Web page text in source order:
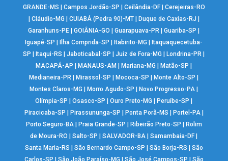
GRANDE-MS
Campos Jordão-SP Ceilândia-DF| Cerejeiras-RO
Cláudio-MG CUIABÁ (Pedra 90)-MT| Duque de Caxias-RJ
Garanhuns-PE |GOIÂNIA-GO |Guarapuava-PR |Guariba-SP
Iguapé-SP
Ilha Comprida-SP Itabirito-MG
Itaquaquecetuba-
SP
Itaqui-RS |Jaboticabal-SP |Juiz de Fora-MG Londrina-PR
MACAPÁ-AP
MANAUS-AM Mariana-MG Matão-SP
Medianeira-PR
Mirassol-SP Mococa-SP Monte Alto-SP
Montes Claros-MG
Morro Agudo-SP Novo Progresso-PA
Olímpia-SP
|Osasco-SP |Ouro Preto-MG Peruíbe-SP
Piracicaba-SP
Pirassununga-SP Ponta Porã-MS Portel-PA|
Porto Seguro-BA| Praia Grande-SP Ribeirão Preto-SP
Rolim
de Moura-RO
|Salto-SP |SALVADOR-BA |Samambaia-DF
Santa Maria-RS
São Bernardo Campo-SP São Borja-RS
São